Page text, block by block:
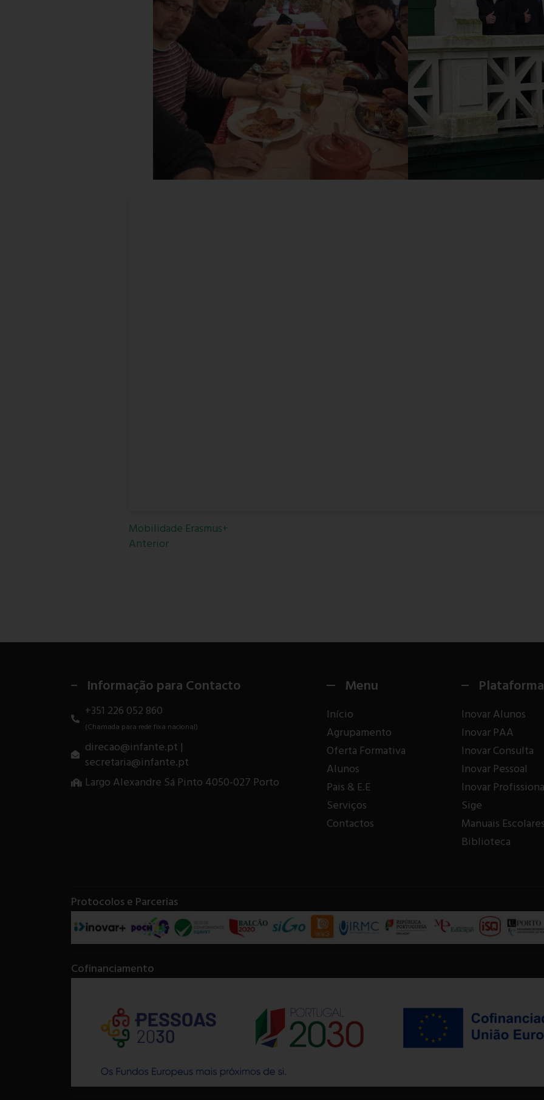
Mobilidade Erasmus+
Anterior
Informação para Contacto
+351 226 052 860
(Chamada para rede fixa nacional)
direcao@infante.pt |
secretaria@infante.pt
Largo Alexandre Sá Pinto 4050-027 Porto
Menu
Início
Agrupamento
Oferta Formativa
Alunos
Pais & E.E
Serviços
Contactos
Inovar Alunos
Inovar PAA
Inovar Consulta
Inovar Pessoal
Inovar
Sige
Manuais
Biblioteca
Protocolos e Parcerias
Cofinanciamento